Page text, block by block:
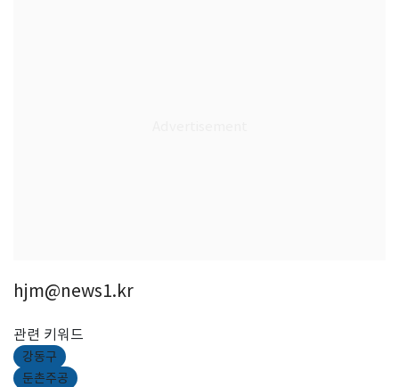
hjm@news1.kr
관련 키워드
강동구
둔촌주공